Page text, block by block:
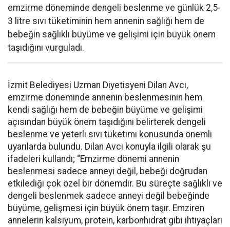
emzirme döneminde dengeli beslenme ve günlük 2,5-
3 litre sıvı tüketiminin hem annenin sağlığı hem de
bebeğin sağlıklı büyüme ve gelişimi için büyük önem
taşıdığını vurguladı.
İzmit Belediyesi Uzman Diyetisyeni Dilan Avcı,
emzirme döneminde annenin beslenmesinin hem
kendi sağlığı hem de bebeğin büyüme ve gelişimi
açısından büyük önem taşıdığını belirterek dengeli
beslenme ve yeterli sıvı tüketimi konusunda önemli
uyarılarda bulundu. Dilan Avcı konuyla ilgili olarak şu
ifadeleri kullandı; “Emzirme dönemi annenin
beslenmesi sadece anneyi değil, bebeği doğrudan
etkilediği çok özel bir dönemdir. Bu süreçte sağlıklı ve
dengeli beslenmek sadece anneyi değil bebeğinde
büyüme, gelişmesi için büyük önem taşır. Emziren
annelerin kalsiyum, protein, karbonhidrat gibi ihtiyaçları